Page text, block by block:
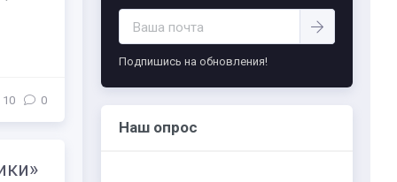
10 0
-- Самое большое богатство — это ум. Самая
большая нищета — глупость. Из всех страхов
самый пугающий — самолюбование.
советом, это пропустить его мимо ушей. Он
Подпишись на обновления!
Наш опрос